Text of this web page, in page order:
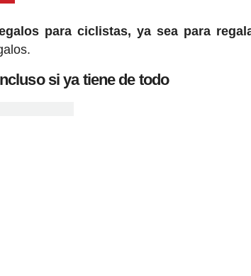
para ciclistas, ya sea para
si ya tiene de todo